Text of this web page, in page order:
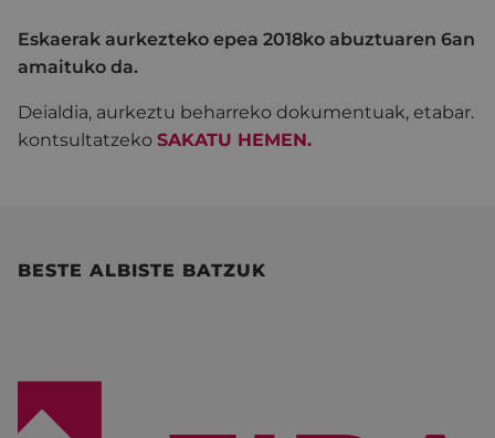
Eskaerak aurkezteko epea 2018ko abuztuaren 6an
amaituko da.
Deialdia, aurkeztu beharreko dokumentuak, etabar.
kontsultatzeko SAKATU HEMEN.
BESTE ALBISTE BATZUK